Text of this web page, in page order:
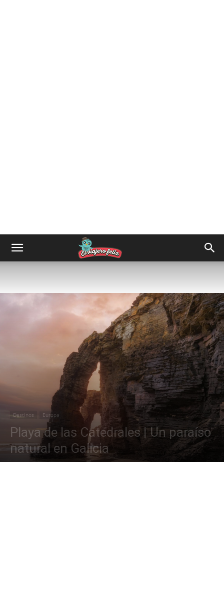
Destinos Europa
Playa de las Catedrales | Un paraíso
natural en Galicia